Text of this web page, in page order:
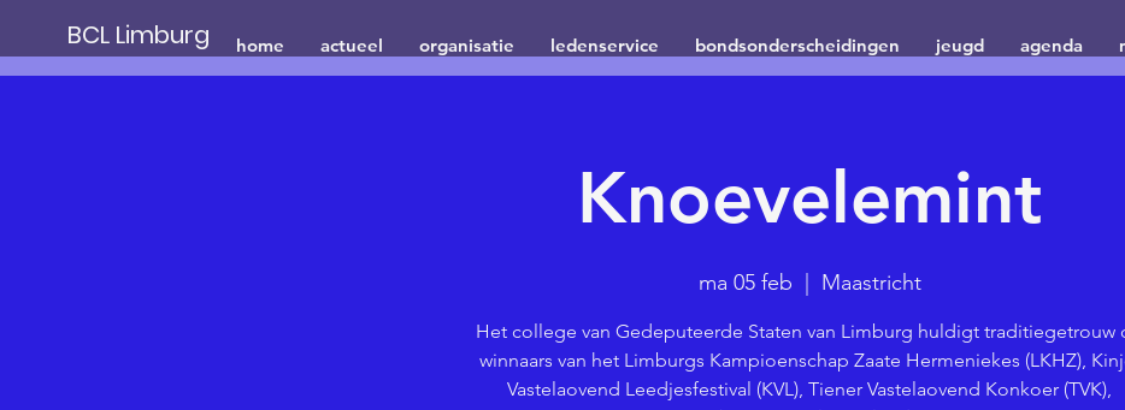
BCL Limburg home actueel organisatie ledenservice bondsonderscheidingen jeugd agenda
Knoevelemint
ma 05 feb Maastricht
Het college van Gedeputeerde Staten van Limburg huldigt traditiegetrouw
winnaars van het Limburgs Kampioenschap Zaate Hermeniekes (LKHZ),
Vastelaovend Leedjesfestival (KVL), Tiener Vastelaovend Konkoer (TVK),